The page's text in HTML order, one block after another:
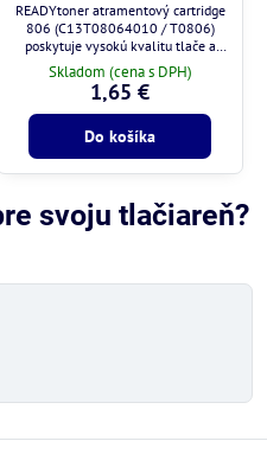
READYtoner atramentový cartridge
806 (C13T08064010 / T0806)
poskytuje vysokú kvalitu tlače a
plnú kompatibilitu s tlačiarňami
Epson.
Skladom (cena s DPH)
1,65 €
Do košíka
svoju tlačiareň?